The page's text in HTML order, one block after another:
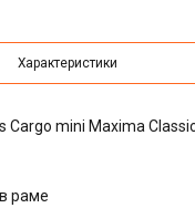
Характеристики
mini Maxima
раме